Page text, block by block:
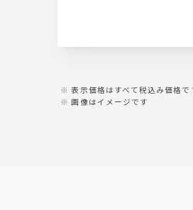
表示価格はすべて税込み価格で
画像はイメージです